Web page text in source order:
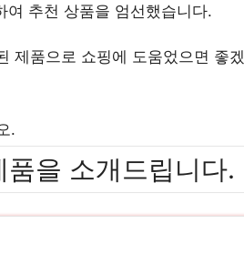
추천 상품을 엄선했습니다.
제품으로 쇼핑에 도움었으면 좋겠
.
을 소개드립니다.